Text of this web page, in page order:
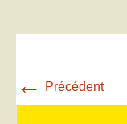
← Précédent